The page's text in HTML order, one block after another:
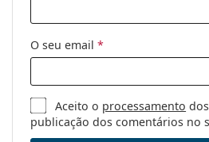
O seu email *
Aceito o processamento
publicação dos comentários no